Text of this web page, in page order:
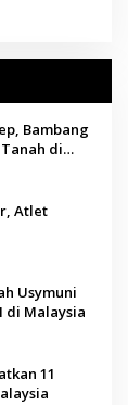
Bambang
di
Atlet
Usymuni
di Malaysia
11